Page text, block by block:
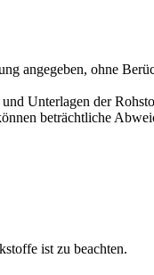
angegeben, ohne
Unterlagen der
beträchtliche
ist zu beachten.